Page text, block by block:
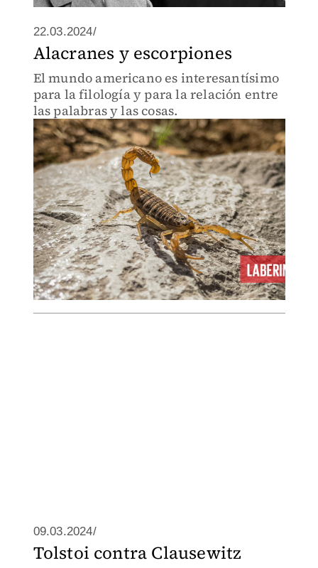
22.03.2024/
Alacranes y escorpiones
El mundo americano es interesantísimo
para la filología y para la relación entre
las palabras y las cosas.
09.03.2024/
Tolstoi contra Clausewitz